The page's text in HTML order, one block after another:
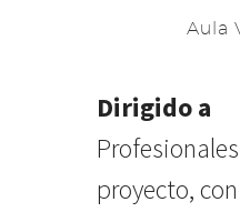
Aula
Dirigido a
proyecto,